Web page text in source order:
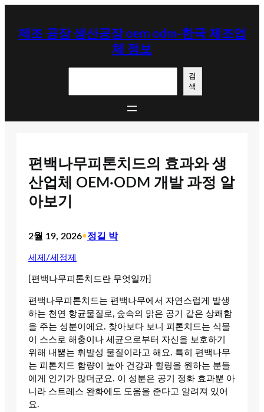
제조 공장 생산공장 oem odm-한국 제조업
체 정보
검
색
편백나무피톤치드의 효과와 생
산업체 OEM·ODM 개발 과정 알
아보기
2월 19, 2026•정길 박
세제/세정제
[편백나무피톤치드란 무엇일까]
편백나무피톤치드는 편백나무에서 자연스럽게 발생
하는 천연 항균물질로, 숲속의 맑은 공기 같은 상쾌함
을 주는 성분이에요. 찾아보다 보니 피톤치드는 식물
이 스스로 해충이나 세균으로부터 자신을 보호하기
위해 내뿜는 휘발성 물질이라고 해요. 특히 편백나무
는 피톤치드 함량이 높아 건강과 힐링을 원하는 분들
에게 인기가 많더군요. 이 성분은 공기 정화 효과뿐 아
니라 스트레스 완화에도 도움을 준다고 알려져 있어
요.